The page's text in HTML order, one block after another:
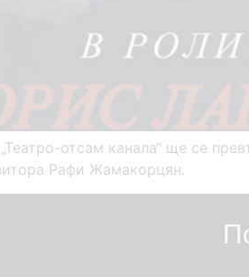
отсам канала“ ще се
Рафи Жамакорцян.